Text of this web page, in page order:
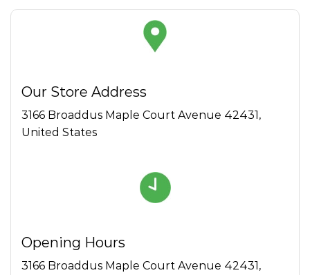
Our Store Address
3166 Broaddus Maple Court Avenue 42431,
United States
Opening Hours
3166 Broaddus Maple Court Avenue 42431,